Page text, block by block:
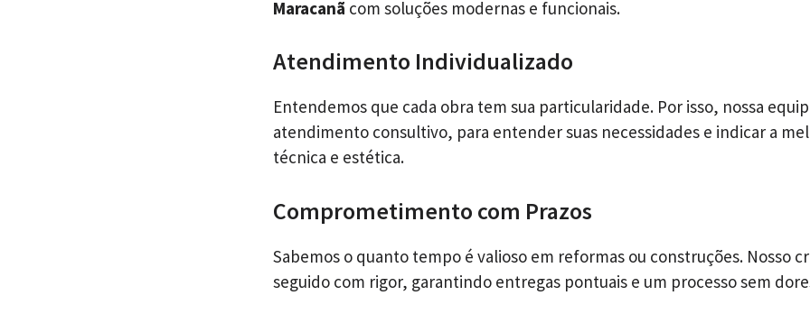
Maracanã com soluções modernas e funcionais.
Atendimento Individualizado
Entendemos que cada obra tem sua particularidade. Por isso, nossa
atendimento consultivo, para entender suas necessidades e indicar a
técnica e estética.
Comprometimento com Prazos
Sabemos o quanto tempo é valioso em reformas ou construções. Nosso
seguido com rigor, garantindo entregas pontuais e um processo sem